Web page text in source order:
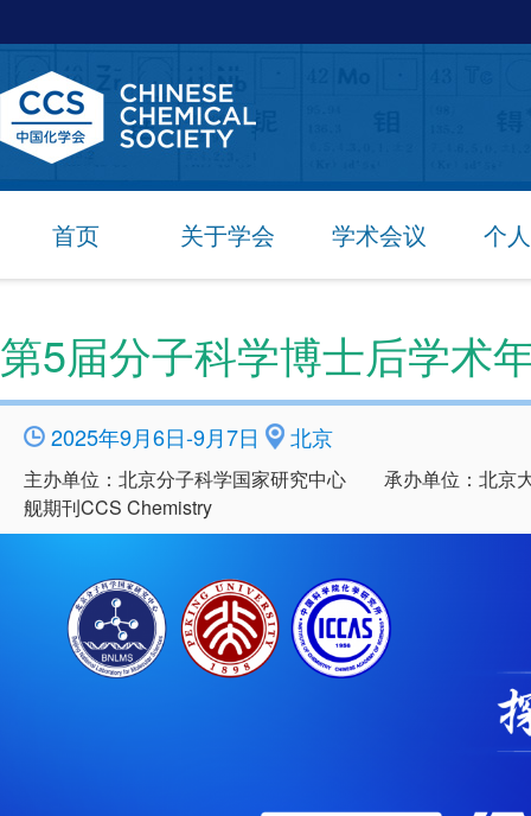
首页 关于学会 学术会议 个
第5届分子科学博士后学术
2025年9月6日-9月7日 北京
主办单位：北京分子科学国家研究中心 承办单位：北京
舰期刊CCS Chemistry